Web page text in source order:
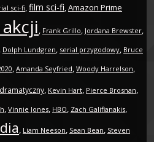
sci-fi,film sci-fi,Amazon Prime
, Frank Grillo, Jordana Brewster,
, Dolph Lundgren, serial przygodowy, Bruce
, Amanda Seyfried, Woody Harrelson,
, Kevin Hart, Pierce Brosnan,
, Vinnie Jones, HBO, Zach Galifianakis,
, Liam Neeson, Sean Bean, Steven